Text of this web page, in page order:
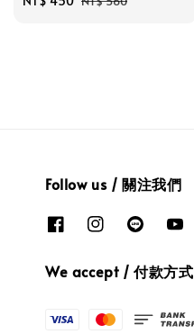
Follow us / 關注我們
We accept / 付款方式